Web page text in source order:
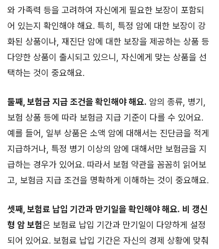
와 가족력 등을 고려하여 자신에게 필요한 보장이 포함되
어 있는지 확인해야 해요. 특히, 특정 암에 대한 보장이 강
화된 상품이나, 재진단 암에 대한 보장을 제공하는 상품 등
다양한 상품이 출시되고 있으니, 자신에게 맞는 상품을 선
택하는 것이 중요해요.
둘째, 보험금 지급 조건을 확인해야 해요. 암의 종류, 병기,
보험 상품 등에 따라 보험금 지급 기준이 다를 수 있어요.
예를 들어, 일부 상품은 소액 암에 대해서는 진단금을 적게
지급하거나, 특정 병기 이상의 암에 대해서만 보험금을 지
급하는 경우가 있어요. 따라서 보험 약관을 꼼꼼히 읽어보
고, 보험금 지급 조건을 명확하게 이해하는 것이 중요해요.
셋째, 보험료 납입 기간과 만기일을 확인해야 해요. 비 갱신
형 암 보험은 보험료 납입 기간과 만기일이 다양하게 설정
되어 있어요. 보험료 납입 기간은 자신의 경제 상황에 맞춰